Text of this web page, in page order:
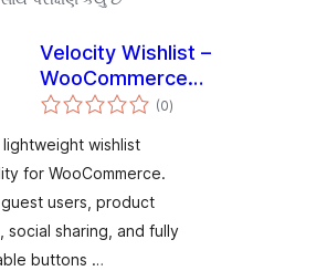
Velocity Wishlist –
WooCommerce
Wishlist Plugin
(0કુલ
રેટિંગ્સ
)
wishlist
for WooCommerce.
users, product
social sharing, and fully
buttons …